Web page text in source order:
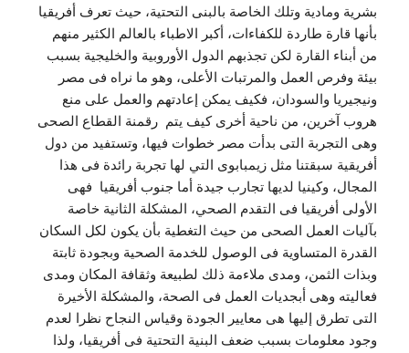
بشرية ومادية وتلك الخاصة بالبنى التحتية، حيث تعرف أفريقيا
بأنها قارة طاردة للكفاءات، أكبر الاطباء بالعالم الكثير منهم
من أبناء القارة لكن تجذبهم الدول الأوروبية والخليجية بسبب
بيئة وفرص العمل والمرتبات الأعلى، وهو ما نراه فى مصر
ونيجيريا والسودان، فكيف يمكن إعادتهم والعمل على منع
هروب آخرين، من ناحية أخرى كيف يتم رقمنة القطاع الصحى
وهى التجربة التى بدأت مصر خطوات فيها، وتستفيد من دول
أفريقية سبقتنا مثل زيمبابوى التي لها تجربة رائدة فى هذا
المجال، وكينيا لديها تجارب جيدة أما جنوب أفريقيا فهى
الأولى أفريقيا فى التقدم الصحي، المشكلة الثانية خاصة
بآليات العمل الصحى من حيث التغطية بأن يكون لكل السكان
القدرة المتساوية فى الوصول للخدمة الصحية وبجودة ثابتة
وبذات الثمن، ومدى ملاءمة ذلك لطبيعة وثقافة المكان ومدى
فعاليته وهى أبجديات العمل فى الصحة، والمشكلة الأخيرة
التى تطرق إليها هى معايير الجودة وقياس النجاح نظرا لعدم
وجود معلومات بسبب ضعف البنية التحتية فى أفريقيا، ولذا